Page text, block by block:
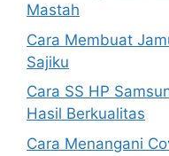
Mastah
Cara Membuat
Sajiku
Cara SS HP
Hasil Berkualitas
Cara Menangani